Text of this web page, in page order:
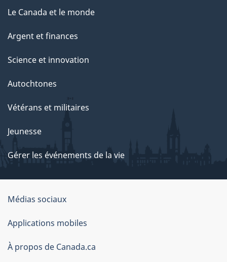
Le Canada et le monde
Argent et finances
Science et innovation
Autochtones
Vétérans et militaires
Jeunesse
Gérer les événements de la vie
Organisation
du
gouvernement
du
Médias sociaux
Applications mobiles
À propos de Canada.ca